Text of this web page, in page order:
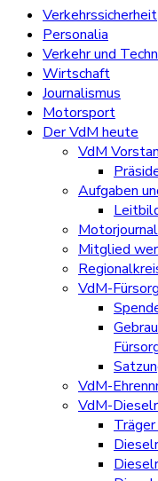
Verkehrssicherheit
Personalia
Verkehr und
Wirtschaft
Journalismus
Motorsport
Der VdM heute
VdM
Aufgaben
Mitglied
VdM-
VdM-
VdM-